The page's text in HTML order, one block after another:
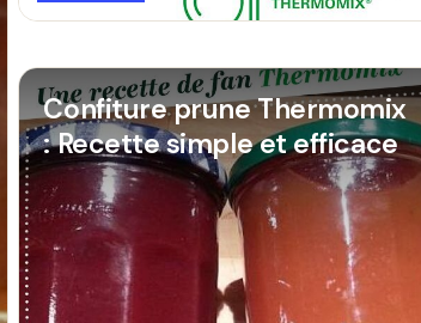
Confiture prune Thermomix
: Recette simple et efficace